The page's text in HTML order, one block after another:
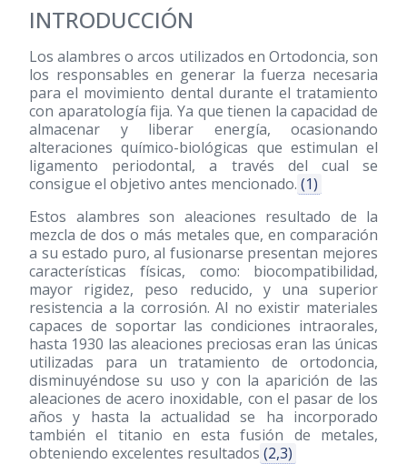
INTRODUCCIÓN
Los alambres o arcos utilizados en Ortodoncia, son
los responsables en generar la fuerza necesaria
para el movimiento dental durante el tratamiento
con aparatología fija. Ya que tienen la capacidad de
almacenar y liberar energía, ocasionando
alteraciones químico-biológicas que estimulan el
ligamento periodontal, a través del cual se
consigue el objetivo antes mencionado. (1)
Estos alambres son aleaciones resultado de la
mezcla de dos o más metales que, en comparación
a su estado puro, al fusionarse presentan mejores
características físicas, como: biocompatibilidad,
mayor rigidez, peso reducido, y una superior
resistencia a la corrosión. Al no existir materiales
capaces de soportar las condiciones intraorales,
hasta 1930 las aleaciones preciosas eran las únicas
utilizadas para un tratamiento de ortodoncia,
disminuyéndose su uso y con la aparición de las
aleaciones de acero inoxidable, con el pasar de los
años y hasta la actualidad se ha incorporado
también el titanio en esta fusión de metales,
obteniendo excelentes resultados (2,3)